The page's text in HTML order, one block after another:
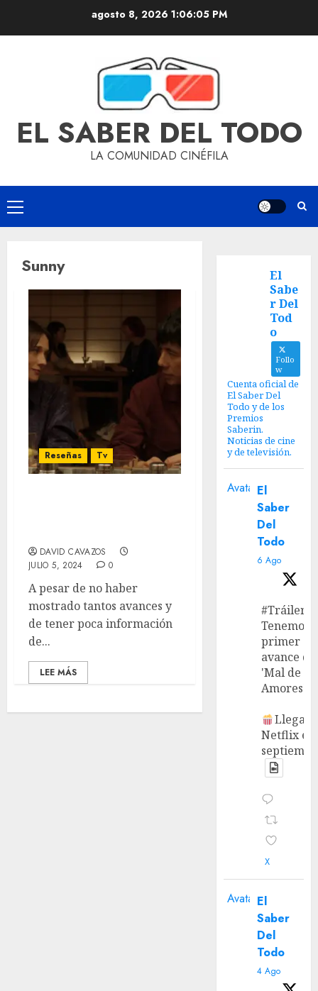
agosto 8, 2026 1:06:05 PM
EL SABER DEL TODO
LA COMUNIDAD CINÉFILA
Sunny
Reseñas Tv
DAVID CAVAZOS
JULIO 5, 2024
0
A pesar de no haber
mostrado tantos avances y
de tener poca información
de...
LEE MÁS
El
Sabe
r Del
Tod
o
Follo
w
Cuenta oficial de
El Saber Del
Todo y de los
Premios
Saberin.
Noticias de cine
y de televisión.
Avatar El
Saber
Del
Todo
6 Ago
#Tráiler
Tenemos
primer
avance de
'Mal de
Amores'.
Llega a
Netflix en
X
Avatar El
Saber
Del
Todo
4 Ago